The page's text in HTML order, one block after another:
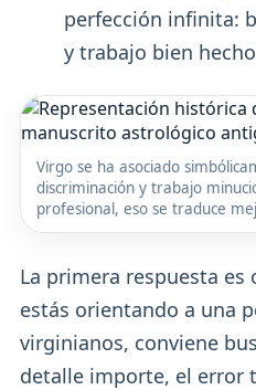
perfección infinita:
y trabajo bien
Virgo se ha asociado
discriminación y trabajo
profesional, eso se traduce
La primera respuesta es
estás orientando a una
virginianos, conviene
detalle importe, el error